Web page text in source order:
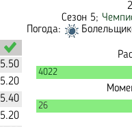
Сезон 5;
Погода:
5.50
5.20
5.40
5.20
4022
26